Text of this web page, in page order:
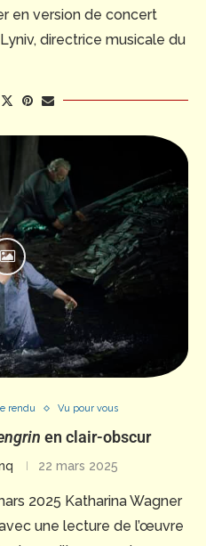
en version de concert
directrice musicale du
rendu Vu pour vous
en clair-obscur
22 mars 2025
2025 Katharina Wagner
une lecture de l’œuvre